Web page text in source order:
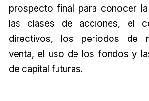
prospecto final para conocer
las clases de acciones, el
directivos, los períodos de
venta, el uso de los fondos y
de capital futuras.